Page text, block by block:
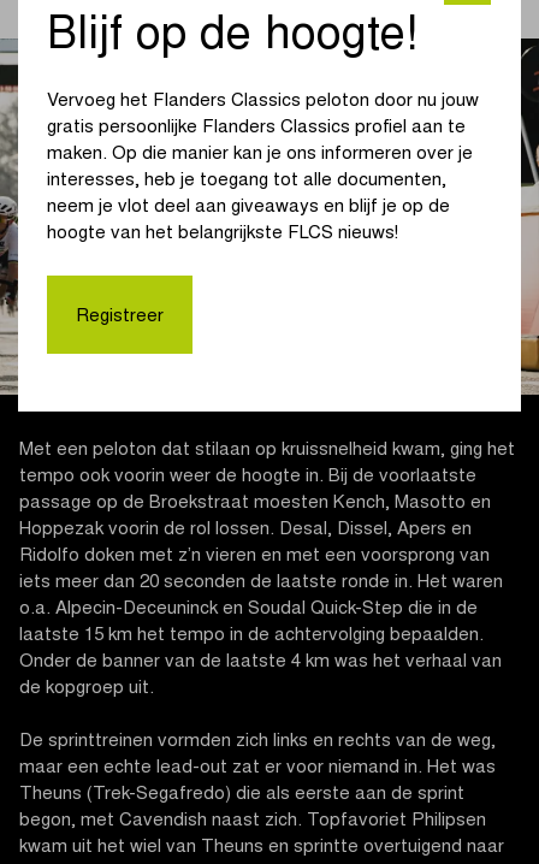
Met een peloton dat stilaan op kruissnelheid kwam, ging het
tempo ook voorin weer de hoogte in. Bij de voorlaatste
passage op de Broekstraat moesten Kench, Masotto en
Hoppezak voorin de rol lossen. Desal, Dissel, Apers en
Ridolfo doken met z’n vieren en met een voorsprong van
iets meer dan 20 seconden de laatste ronde in. Het waren
o.a. Alpecin-Deceuninck en Soudal Quick-Step die in de
laatste 15 km het tempo in de achtervolging bepaalden.
Onder de banner van de laatste 4 km was het verhaal van
de kopgroep uit.
De sprinttreinen vormden zich links en rechts van de weg,
maar een echte lead-out zat er voor niemand in. Het was
Theuns (Trek-Segafredo) die als eerste aan de sprint
begon, met Cavendish naast zich. Topfavoriet Philipsen
kwam uit het wiel van Theuns en sprintte overtuigend naar
Blijf op de hoogte!
Vervoeg het Flanders Classics peloton door nu jouw
gratis persoonlijke Flanders Classics profiel aan te
maken. Op die manier kan je ons informeren over je
interesses, heb je toegang tot alle documenten,
neem je vlot deel aan giveaways en blijf je op de
hoogte van het belangrijkste FLCS nieuws!
Registreer